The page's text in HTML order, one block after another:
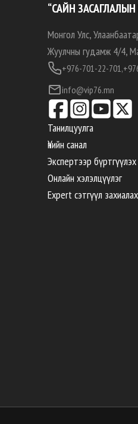
“САЙН ЗАСАГЛАЛЫН
Монгол Улс,
Жуулчны гудамж 4/4,
+976-701-22-701,
info@vip76.mn
Танилцуулга
Үнийн санал
Экспертээр бүртгүүлэх
Онлайн хэлэлцүүлэг
Expert сэтгүүл захиалах